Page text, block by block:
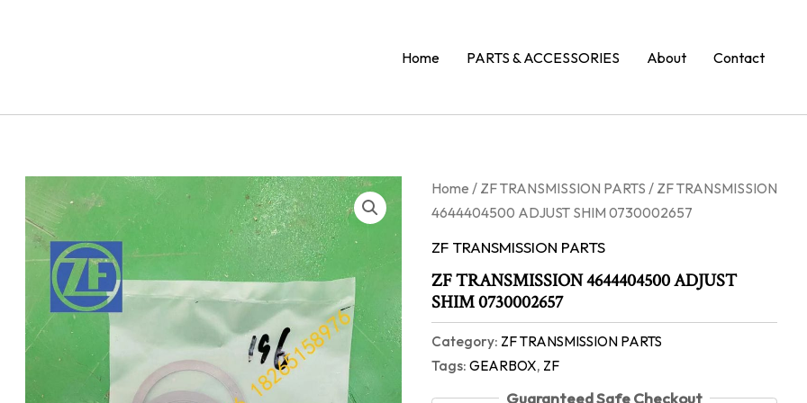
Home PARTS & ACCESSORIES About Contact
Home / ZF TRANSMISSION PARTS / ZF TRANSMISSION
4644404500 ADJUST SHIM 0730002657
ZF TRANSMISSION PARTS
ZF TRANSMISSION 4644404500 ADJUST
SHIM 0730002657
Category: ZF TRANSMISSION PARTS
Tags: GEARBOX, ZF
Guaranteed Safe Checkout